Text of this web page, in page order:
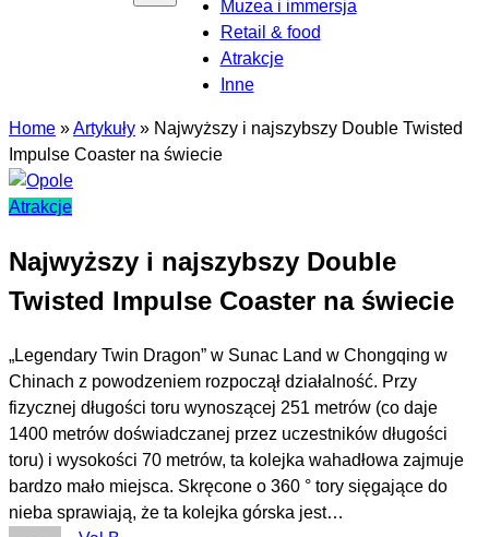
Muzea i immersja
Retail & food
Atrakcje
Inne
Home »Artykuły » Najwyższy i najszybszy Double Twisted
Impulse Coaster na świecie
Atrakcje
Najwyższy i najszybszy Double
Twisted Impulse Coaster na świecie
„Legendary Twin Dragon” w Sunac Land w Chongqing w
Chinach z powodzeniem rozpoczął działalność. Przy
fizycznej długości toru wynoszącej 251 metrów (co daje
1400 metrów doświadczanej przez uczestników długości
toru) i wysokości 70 metrów, ta kolejka wahadłowa zajmuje
bardzo mało miejsca. Skręcone o 360 ° tory sięgające do
nieba sprawiają, że ta kolejka górska jest…